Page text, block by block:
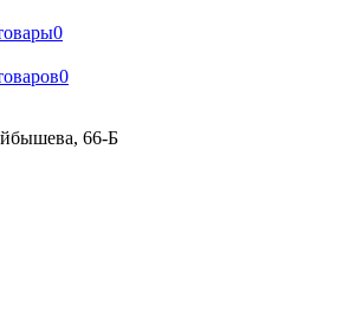
0
0
66-Б